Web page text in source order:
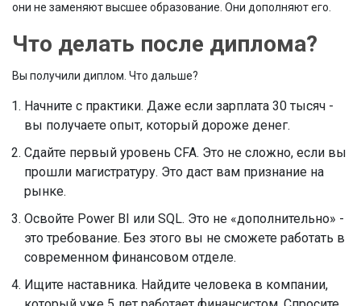
они не заменяют высшее образование. Они дополняют его.
Что делать после диплома?
Вы получили диплом. Что дальше?
Начните с практики. Даже если зарплата 30 тысяч -
вы получаете опыт, который дороже денег.
Сдайте первый уровень CFA. Это не сложно, если вы
прошли магистратуру. Это даст вам признание на
рынке.
Освойте Power BI или SQL. Это не «дополнительно» -
это требование. Без этого вы не сможете работать в
современном финансовом отделе.
Ищите наставника. Найдите человека в компании,